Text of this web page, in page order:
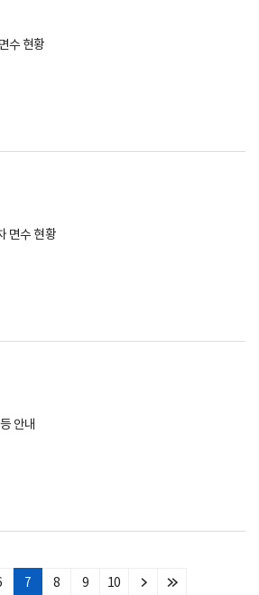
수 현황
면수 현황
안내
7 8 9 10
다
마